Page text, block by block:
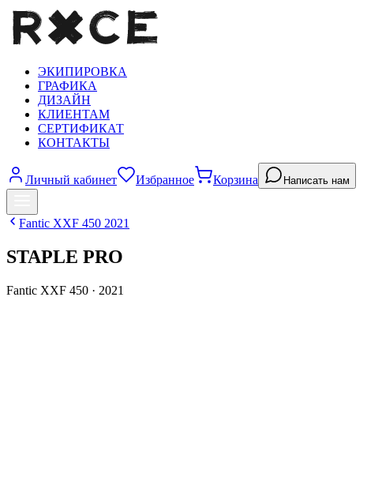
ЭКИПИРОВКА
ГРАФИКА
ДИЗАЙН
КЛИЕНТАМ
СЕРТИФИКАТ
КОНТАКТЫ
Личный кабинет Избранное Корзина Написать нам
Fantic XXF 450 2021
STAPLE PRO
Fantic XXF 450 · 2021